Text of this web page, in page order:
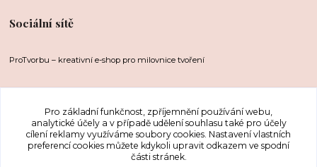
Sociální sítě
ProTvorbu – kreativní e-shop pro milovnice tvoření
Pro základní funkčnost, zpříjemnění používání webu,
analytické účely a v případě udělení souhlasu také pro účely
cílení reklamy využíváme soubory cookies. Nastavení vlastních
preferencí cookies můžete kdykoli upravit odkazem ve spodní
části stránek.